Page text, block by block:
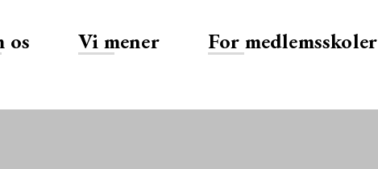
os Vi mener For medlemsskoler